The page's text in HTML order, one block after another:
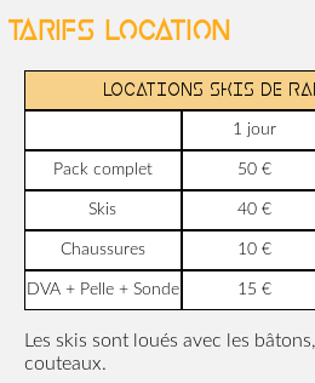
Tarifs location
LOCATIONS SKIS DE
1 jour
Pack complet 50 €
Skis 40 €
Chaussures 10 €
DVA + Pelle + Sonde 15 €
Les skis sont loués avec les
couteaux.